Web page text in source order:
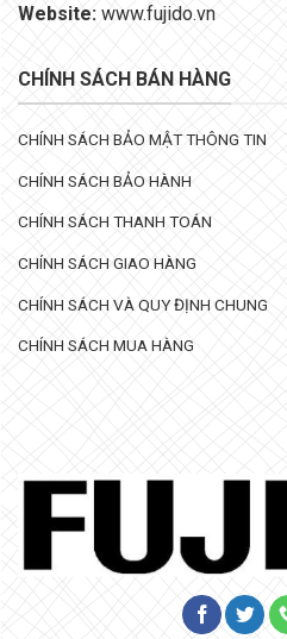
Website: www.fujido.vn
CHÍNH SÁCH BÁN HÀNG
CHÍNH SÁCH BẢO MẬT THÔNG TIN
CHÍNH SÁCH BẢO HÀNH
CHÍNH SÁCH THANH TOÁN
CHÍNH SÁCH GIAO HÀNG
CHÍNH SÁCH VÀ QUY ĐỊNH CHUNG
CHÍNH SÁCH MUA HÀNG